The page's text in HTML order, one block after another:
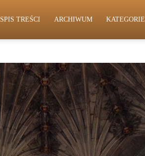
SPIS TREŚCI ARCHIWUM KATEGORIE